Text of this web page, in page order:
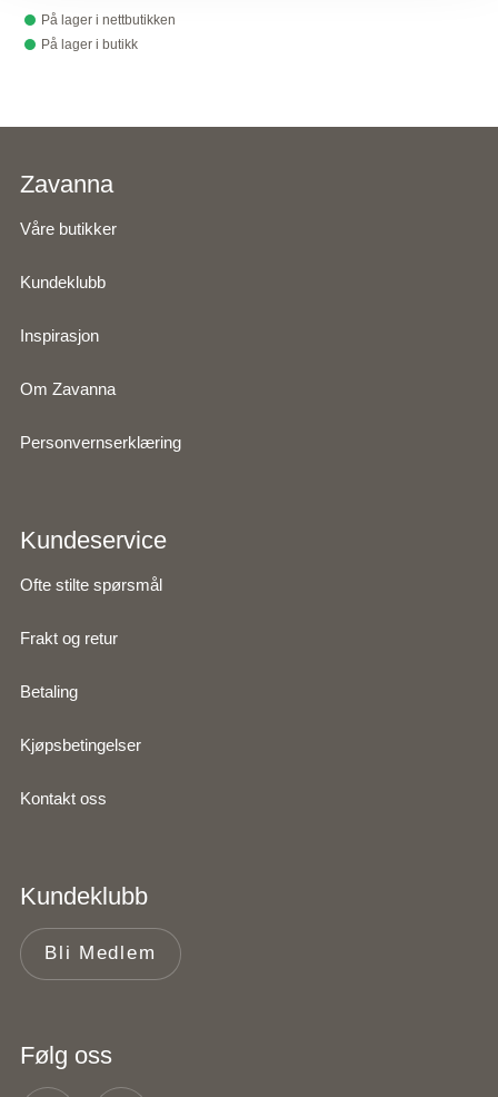
På lager i nettbutikken
På lager i butikk
Zavanna
Våre butikker
Kundeklubb
Inspirasjon
Om Zavanna
Personvernserklæring
Kundeservice
Ofte stilte spørsmål
Frakt og retur
Betaling
Kjøpsbetingelser
Kontakt oss
Kundeklubb
Bli Medlem
Følg oss